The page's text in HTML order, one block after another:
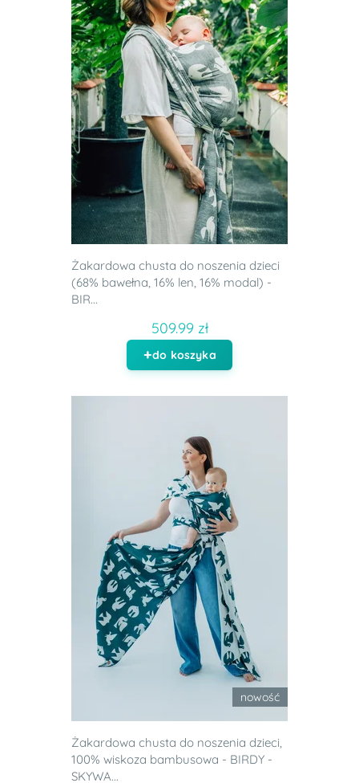
Żakardowa chusta do noszenia dzieci
(68% bawełna, 16% len, 16% modal) -
BIR...
509.99 zł
do koszyka
nowość
Żakardowa chusta do noszenia dzieci,
100% wiskoza bambusowa - BIRDY -
SKYWA...